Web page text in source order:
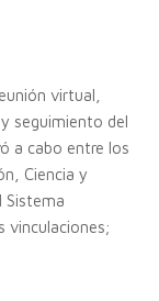
virtual,
seguimiento del
a cabo entre los
Ciencia y
Sistema
vinculaciones;